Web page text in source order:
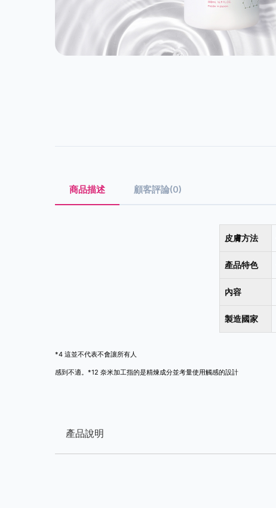
商品描述 顧客評論(0)
皮膚方法
產品特色
內容
製造國家
*4 這並不代表不會讓所有人
感到不適。*12 奈米加工指的是精煉成分並考量使用觸感的設計
產品說明